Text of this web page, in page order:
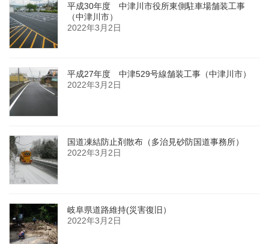
平成30年度 中津川市役所東側駐車場舗装工事
（中津川市）
2022年3月2日
平成27年度 中津529号線舗装工事（中津川市）
2022年3月2日
国道凍結防止剤散布（多治見砂防国道事務所）
2022年3月2日
岐阜県道路維持(災害復旧）
2022年3月2日